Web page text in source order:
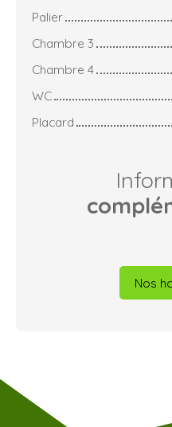
Palier
Chambre 3
Chambre 4
WC
Placard
Nos